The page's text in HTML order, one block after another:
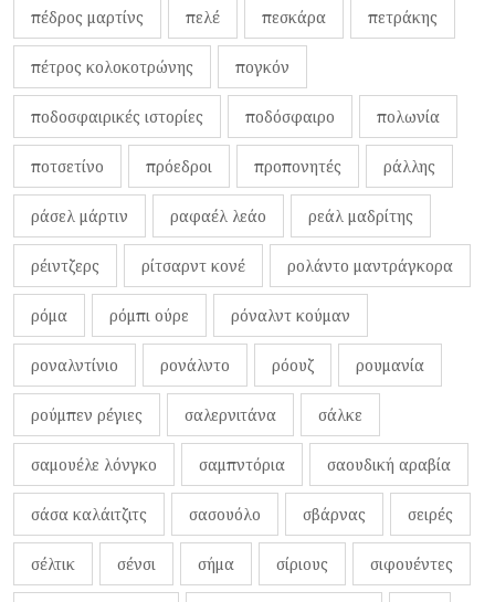
πέδρος μαρτίνς πελέ πεσκάρα πετράκης
πέτρος κολοκοτρώνης πογκόν
ποδοσφαιρικές ιστορίες ποδόσφαιρο πολωνία
ποτσετίνο πρόεδροι προπονητές ράλλης
ράσελ μάρτιν ραφαέλ λεάο ρεάλ μαδρίτης
ρέιντζερς ρίτσαρντ κονέ ρολάντο μαντράγκορα
ρόμα ρόμπι ούρε ρόναλντ κούμαν
ροναλντίνιο ρονάλντο ρόουζ ρουμανία
ρούμπεν ρέγιες σαλερνιτάνα σάλκε
σαμουέλε λόνγκο σαμπντόρια σαουδική αραβία
σάσα καλάιτζιτς σασουόλο σβάρνας σειρές
σέλτικ σένσι σήμα σίριους σιφουέντες